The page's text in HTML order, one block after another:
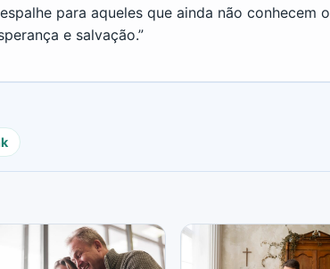
para aqueles que ainda não conhecem o
e salvação.”